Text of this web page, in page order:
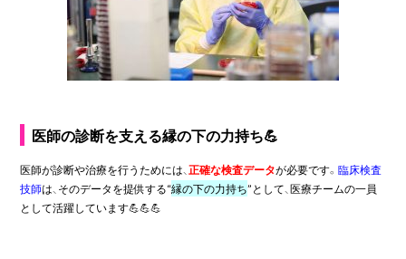
医師の診断を支える縁の下の力持ち💪
医師が診断や治療を行うためには、正確な検査データが必要です。臨床検査
技師は、そのデータを提供する“縁の下の力持ち”として、医療チームの一員
として活躍しています💪💪💪